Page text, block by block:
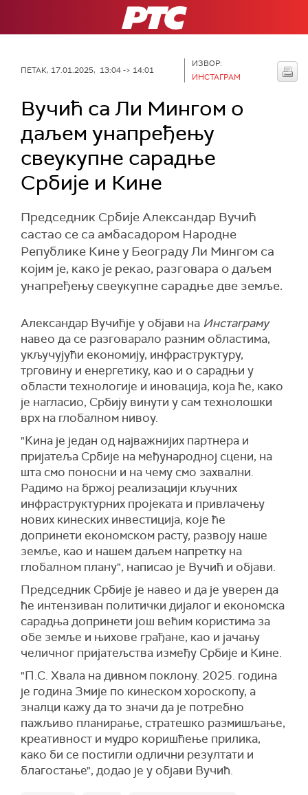
РТС
ПЕТАК, 17.01.2025, 13:04 -> 14:01
ИЗВОР:
ИНСТАГРАМ
Вучић са Ли Мингом о
даљем унапређењу
свеукупне сарадње
Србије и Кине
Председник Србије Александар Вучић
састао се са амбасадором Народне
Републике Кине у Београду Ли Мингом са
којим је, како је рекао, разговара о даљем
унапређењу свеукупне сарадње две земље.
Александар Вучићје у објави на Инстаграму
навео да се разговарало разним областима,
укључујући економију, инфраструктуру,
трговину и енергетику, као и о сарадњи у
области технологије и иновација, која ће, како
је нагласио, Србију винути у сам технолошки
врх на глобалном нивоу.
"Кина је један од најважнијих партнера и
пријатеља Србије на међународној сцени, на
шта смо поносни и на чему смо захвални.
Радимо на бржој реализацији кључних
инфраструктурних пројеката и привлачењу
нових кинеских инвестиција, које ће
допринети економском расту, развоју наше
земље, као и нашем даљем напретку на
глобалном плану", написао је Вучић и објави.
Председник Србије је навео и да је уверен да
ће интензиван политички дијалог и економска
сарадња допринети још већим користима за
обе земље и њихове грађане, као и јачању
челичног пријатељства између Србије и Кине.
"П.С. Хвала на дивном поклону. 2025. година
је година Змије по кинеском хороскопу, а
зналци кажу да то значи да је потребно
пажљиво планирање, стратешко размишљање,
креативност и мудро коришћење прилика,
како би се постигли одлични резултати и
благостање", додао је у објави Вучић.